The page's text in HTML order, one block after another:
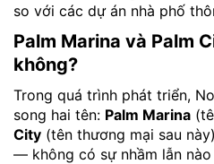
so với các dự án nhà phố
Palm Marina và Palm
không?
Trong quá trình phát triển,
song hai tên: Palm Marina
City (tên thương mại sau
— không có sự nhầm lẫn nào